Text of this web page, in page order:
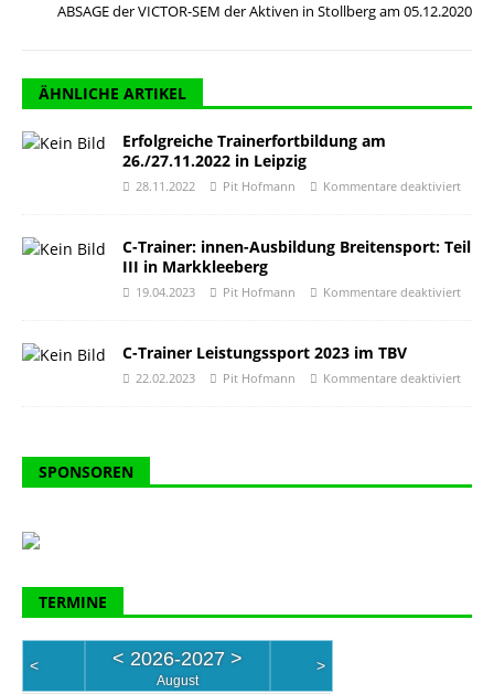
ABSAGE der VICTOR-SEM der Aktiven in Stollberg am 05.12.2020
ÄHNLICHE ARTIKEL
Erfolgreiche Trainerfortbildung am
26./27.11.2022 in Leipzig
28.11.2022 Pit Hofmann Kommentare deaktiviert
C-Trainer: innen-Ausbildung Breitensport: Teil
III in Markkleeberg
19.04.2023 Pit Hofmann Kommentare deaktiviert
C-Trainer Leistungssport 2023 im TBV
22.02.2023 Pit Hofmann Kommentare deaktiviert
SPONSOREN
TERMINE
< < 2026-2027 >
August
>